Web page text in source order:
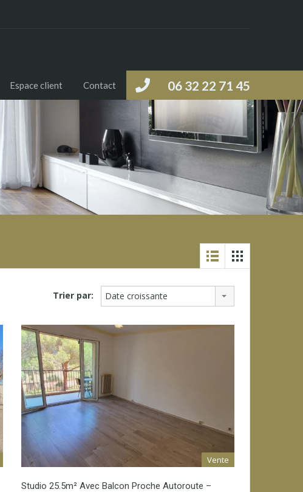
06 32 22 71 45
Espace client Contact
Trier par: Date croissante
Vente
Studio 25.5m² Avec Balcon Proche Autoroute –